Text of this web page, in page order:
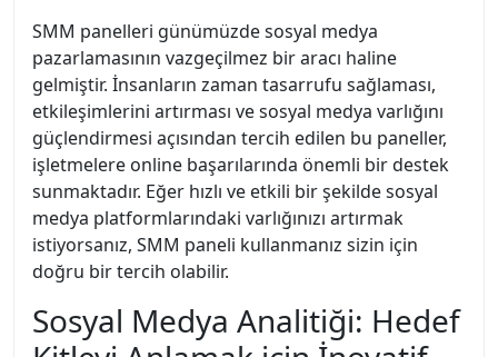
SMM panelleri günümüzde sosyal medya
pazarlamasının vazgeçilmez bir aracı haline
gelmiştir. İnsanların zaman tasarrufu sağlaması,
etkileşimlerini artırması ve sosyal medya varlığını
güçlendirmesi açısından tercih edilen bu paneller,
işletmelere online başarılarında önemli bir destek
sunmaktadır. Eğer hızlı ve etkili bir şekilde sosyal
medya platformlarındaki varlığınızı artırmak
istiyorsanız, SMM paneli kullanmanız sizin için
doğru bir tercih olabilir.
Sosyal Medya Analitiği: Hedef